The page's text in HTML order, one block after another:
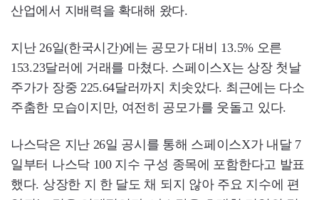
산업에서 지배력을 확대해 왔다.
지난 26일(한국시간)에는 공모가 대비 13.5% 오른
153.23달러에 거래를 마쳤다. 스페이스X는 상장 첫날
주가가 장중 225.64달러까지 치솟았다. 최근에는 다소
주춤한 모습이지만, 여전히 공모가를 웃돌고 있다.
나스닥은 지난 26일 공시를 통해 스페이스X가 내달 7
일부터 나스닥 100 지수 구성 종목에 포함한다고 발표
했다. 상장한 지 한 달도 채 되지 않아 주요 지수에 편